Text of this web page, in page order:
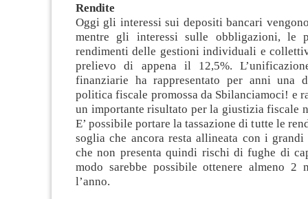
Rendite
Oggi gli interessi sui depositi bancari
mentre gli interessi sulle obbligazioni, le
rendimenti delle gestioni individuali e
prelievo di appena il 12,5%.
finanziarie ha rappresentato per anni una
politica fiscale promossa da Sbilanciamoci! e
un importante risultato per la giustizia fiscale
E’ possibile portare la tassazione di tutte le
soglia che ancora resta allineata con i grandi
che non presenta quindi rischi di fughe di
modo sarebbe possibile ottenere almeno 2
l’anno.